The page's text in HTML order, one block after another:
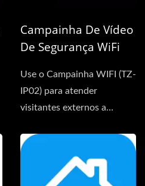
Campainha De Vídeo
De Segurança WiFi
Use o Campainha WIFI (TZ-
IP02) para atender
visitantes externos a
qualquer...